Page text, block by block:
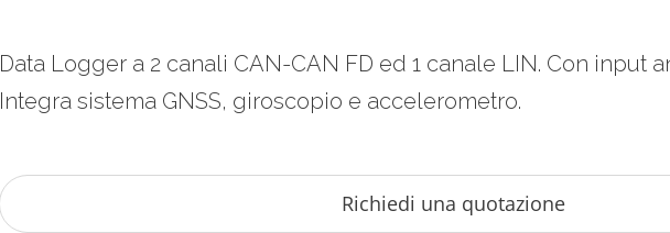
Data Logger a 2 canali CAN-CAN FD ed 1 canale LIN. Con input
Integra sistema GNSS, giroscopio e accelerometro.